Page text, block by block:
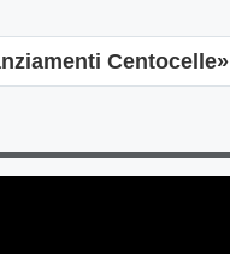
Centocelle»